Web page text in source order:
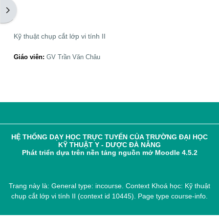
Mở ngăn kéo tài liệu
Kỹ thuật chụp cắt lớp vi tính II
Giáo viên: GV Trần Văn Châu
HỆ THỐNG DẠY HỌC TRỰC TUYẾN CỦA TRƯỜNG ĐẠI HỌC
KỸ THUẬT Y - DƯỢC ĐÀ NẴNG
Phát triển dựa trên nền tảng nguồn mở Moodle 4.5.2
Trang này là: General type: incourse. Context Khoá học: Kỹ thuật
chụp cắt lớp vi tính II (context id 10445). Page type course-info.